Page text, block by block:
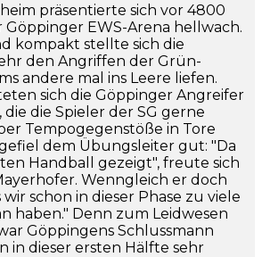
präsentierte sich vor 4800
EWS-Arena hellwach.
kompakt stellte sich die
den Angriffen der Grün-
andere mal ins Leere liefen.
sich die Göppinger Angreifer
die Spieler der SG gerne
Tempogegenstöße in Tore
dem Übungsleiter gut: "Da
Handball gezeigt", freute sich
Wenngleich er doch
schon in dieser Phase zu viele
haben." Denn zum Leidwesen
Göppingens Schlussmann
in dieser ersten Hälfte sehr